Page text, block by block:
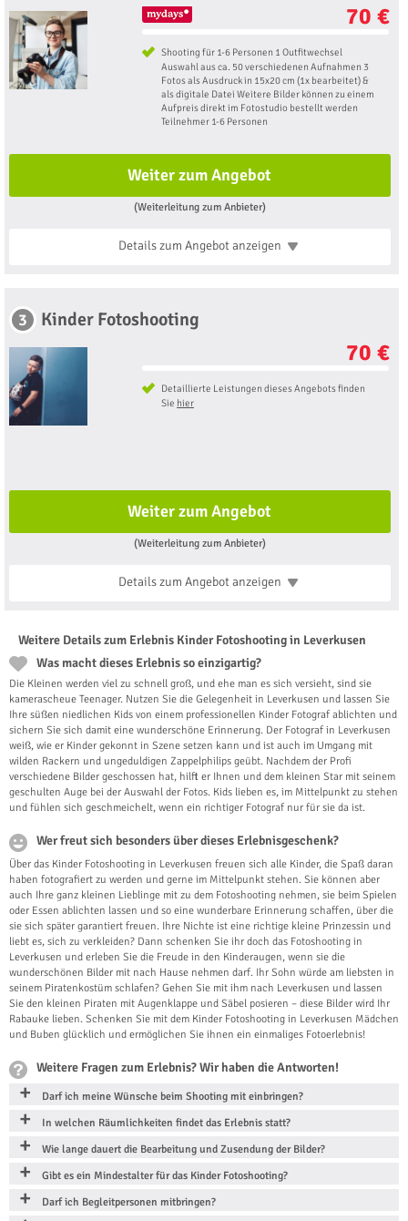
70 €
Shooting für 1-6 Personen 1 Outfitwechsel
Auswahl aus ca. 50 verschiedenen Aufnahmen 3
Fotos als Ausdruck in 15x20 cm (1x bearbeitet) &
als digitale Datei Weitere Bilder können zu einem
Aufpreis direkt im Fotostudio bestellt werden
Teilnehmer 1-6 Personen
Weiter zum Angebot
(Weiterleitung zum Anbieter)
Details zum Angebotanzeigen
3 Kinder Fotoshooting
70 €
Detaillierte Leistungen dieses Angebots finden
Sie hier
Weiter zum Angebot
(Weiterleitung zum Anbieter)
Details zum Angebotanzeigen
Weitere Details zum Erlebnis Kinder Fotoshooting in Leverkusen
Was macht dieses Erlebnis so einzigartig?
Die Kleinen werden viel zu schnell groß, und ehe man es sich versieht, sind sie
kamerascheue Teenager. Nutzen Sie die Gelegenheit in Leverkusen und lassen Sie
Ihre süßen niedlichen Kids von einem professionellen Kinder Fotograf ablichten und
sichern Sie sich damit eine wunderschöne Erinnerung. Der Fotograf in Leverkusen
weiß, wie er Kinder gekonnt in Szene setzen kann und ist auch im Umgang mit
wilden Rackern und ungeduldigen Zappelphilips geübt. Nachdem der Profi
verschiedene Bilder geschossen hat, hilft er Ihnen und dem kleinen Star mit seinem
geschulten Auge bei der Auswahl der Fotos. Kids lieben es, im Mittelpunkt zu stehen
und fühlen sich geschmeichelt, wenn ein richtiger Fotograf nur für sie da ist.
Wer freut sich besonders über dieses Erlebnisgeschenk?
Über das Kinder Fotoshooting in Leverkusen freuen sich alle Kinder, die Spaß daran
haben fotografiert zu werden und gerne im Mittelpunkt stehen. Sie können aber
auch Ihre ganz kleinen Lieblinge mit zu dem Fotoshooting nehmen, sie beim Spielen
oder Essen ablichten lassen und so eine wunderbare Erinnerung schaffen, über die
sie sich später garantiert freuen. Ihre Nichte ist eine richtige kleine Prinzessin und
liebt es, sich zu verkleiden? Dann schenken Sie ihr doch das Fotoshooting in
Leverkusen und erleben Sie die Freude in den Kinderaugen, wenn sie die
wunderschönen Bilder mit nach Hause nehmen darf. Ihr Sohn würde am liebsten in
seinem Piratenkostüm schlafen? Gehen Sie mit ihm nach Leverkusen und lassen
Sie den kleinen Piraten mit Augenklappe und Säbel posieren – diese Bilder wird Ihr
Rabauke lieben. Schenken Sie mit dem Kinder Fotoshooting in Leverkusen Mädchen
und Buben glücklich und ermöglichen Sie ihnen ein einmaliges Fotoerlebnis!
Weitere Fragen zum Erlebnis? Wir haben die Antworten!
Darf ich meine Wünsche beim Shooting mit einbringen?
In welchen Räumlichkeiten findet das Erlebnis statt?
Wie lange dauert die Bearbeitung und Zusendung der Bilder?
Gibt es ein Mindestalter für das Kinder Fotoshooting?
Darf ich Begleitpersonen mitbringen?